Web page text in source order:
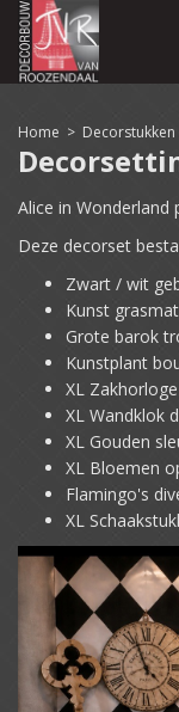
Home > Decorstukken
Alice in
Deze decorset
Zwart / wit
Kunst
Grote barok
Kunstplant
XL
XL Wandklok
XL Gouden
XL Bloemen
Flamingo's
XL